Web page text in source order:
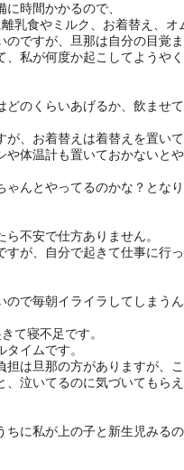
時間かかるので、
乳食やミルク、お着替え、オ
のですが、旦那は自分の目覚
私が何度か起こしてようや
のくらいあげるか、飲ませ
が、お着替えは着替えを置い
や体温計も置いておかないと
んとやってるのかな？となり
不安で仕方ありません。
が、自分で起きて仕事に行っ
ので毎朝イライラしてしまう
て寝不足です。
イムです。
担は旦那の方がありますが、
、泣いてるのに気づいてもら
ちに私が上の子と新生児みる